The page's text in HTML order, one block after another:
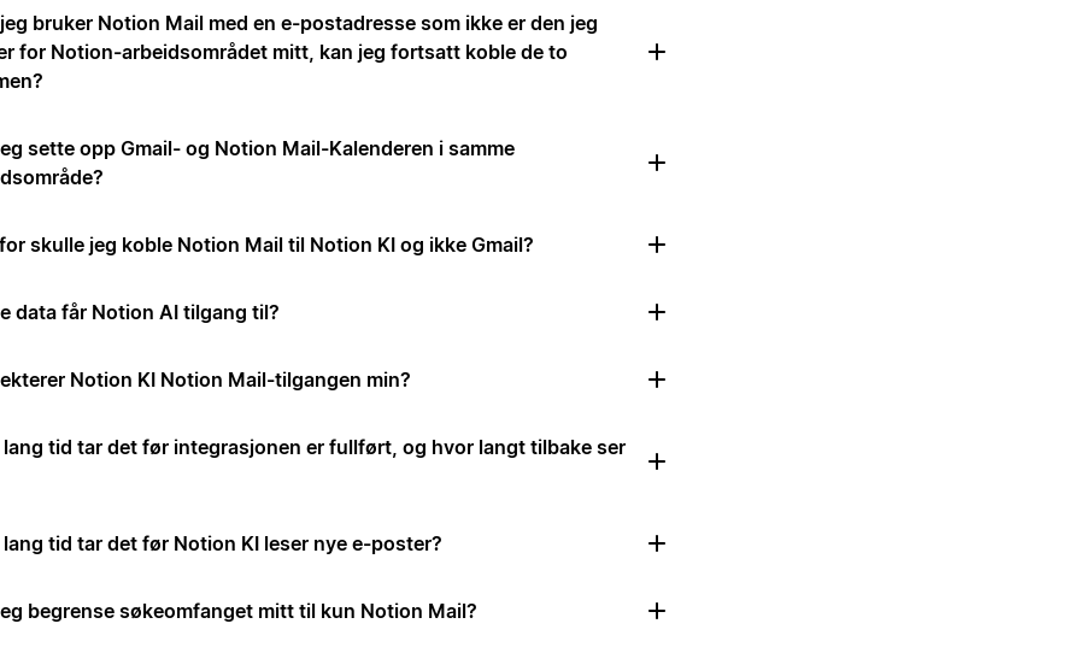
bruker Notion Mail med en e-postadresse som ikke er den jeg
for Notion-arbeidsområdet mitt, kan jeg fortsatt koble de to
sette opp Gmail- og Notion Mail-Kalenderen i samme
skulle jeg koble Notion Mail til Notion KI og ikke Gmail?
data får Notion AI tilgang til?
Notion KI Notion Mail-tilgangen min?
tid tar det før integrasjonen er fullført, og hvor langt tilbake ser
tid tar det før Notion KI leser nye e-poster?
begrense søkeomfanget mitt til kun Notion Mail?